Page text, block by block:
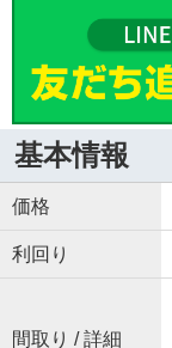
基本情報
価格
利回り
間取り / 詳細